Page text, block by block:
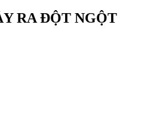
RA ĐỘT NGỘT